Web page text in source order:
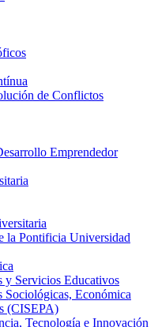
de Conflictos
Emprendedor
la Pontificia Universidad
y Servicios Educativos
Sociológicas, Económica
(CISEPA)
Tecnología e Innovación